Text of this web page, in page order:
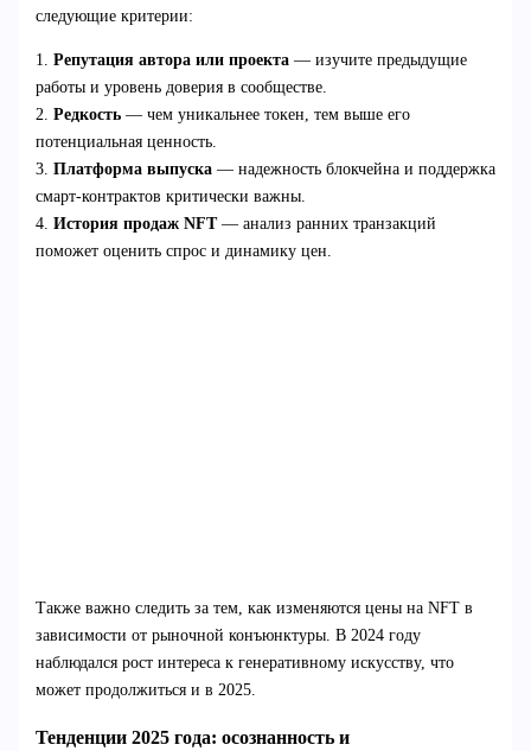
следующие критерии:
1. Репутация автора или проекта— изучите предыдущие
работы и уровень доверия в сообществе.
2. Редкость— чем уникальнее токен, тем выше его
потенциальная ценность.
3. Платформа выпуска— надежность блокчейна и поддержка
смарт-контрактов критически важны.
4. История продаж NFT— анализ ранних транзакций
поможет оценить спрос и динамику цен.
Также важно следить за тем, как изменяются цены на NFT в
зависимости от рыночной конъюнктуры. В 2024 году
наблюдался рост интереса к генеративному искусству, что
может продолжиться и в 2025.
Тенденции 2025 года: осознанность и